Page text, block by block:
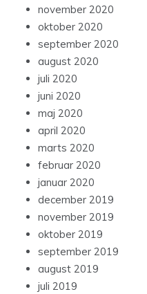
november 2020
oktober 2020
september 2020
august 2020
juli 2020
juni 2020
maj 2020
april 2020
marts 2020
februar 2020
januar 2020
december 2019
november 2019
oktober 2019
september 2019
august 2019
juli 2019